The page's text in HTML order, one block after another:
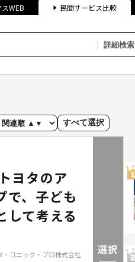
WEB 民間サービス比較
詳細検索
比較
すべて選択
ヨタのア
で、子ども
して考える
・コニック・プロ株式会社 選択